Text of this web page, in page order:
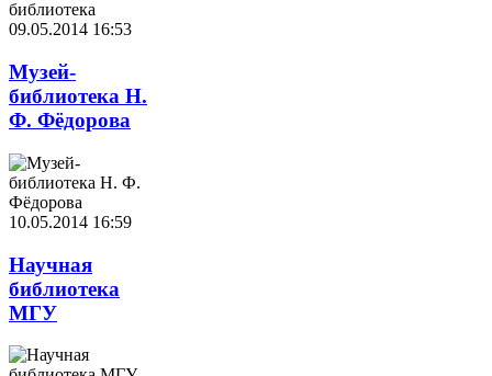
09.05.2014 16:53
Музей-
библиотека Н.
Ф. Фёдорова
10.05.2014 16:59
Научная
библиотека
МГУ